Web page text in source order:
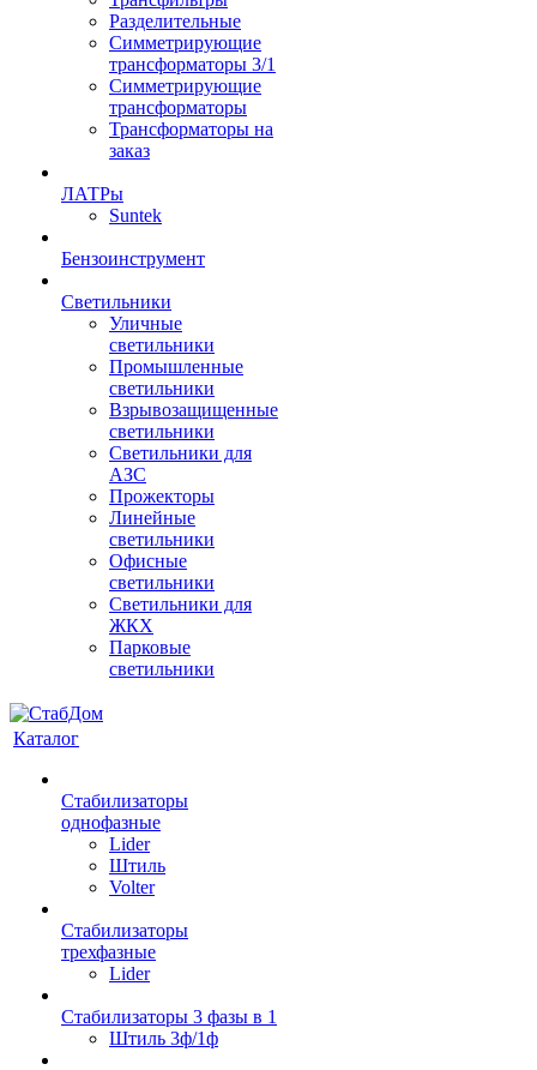
Разделительные
Симметрирующие
трансформаторы 3/1
Симметрирующие
трансформаторы
Трансформаторы на
заказ
ЛАТРы
Suntek
Бензоинструмент
Светильники
Уличные
светильники
Промышленные
светильники
Взрывозащищенные
светильники
Светильники для
АЗС
Прожекторы
Линейные
светильники
Офисные
светильники
Светильники для
ЖКХ
Парковые
светильники
Каталог
Стабилизаторы
однофазные
Lider
Штиль
Volter
Стабилизаторы
трехфазные
Lider
Стабилизаторы 3 фазы в 1
Штиль 3ф/1ф